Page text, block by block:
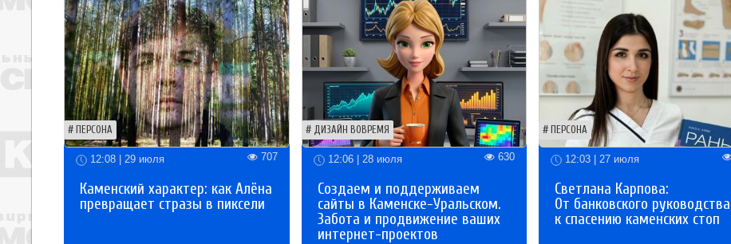
ПЕРСОНА
12:08 | 29 июля 707
Каменский характер: как Алёна
превращает стразы в пиксели
ДИЗАЙН ВОВРЕМЯ
12:06 | 28 июля 630
Создаем и поддерживаем
сайты в Каменске-Уральском.
Забота и продвижение ваших
интернет-проектов
ПЕРСОНА
12:03 | 27 июля
Светлана Карпова:
От банковского руководства
к спасению каменских стоп